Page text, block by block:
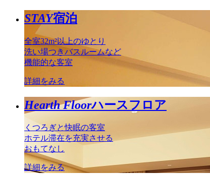
STAY宿泊
全室32m²以上のゆとり
洗い場つきバスルームなど
機能的な客室
詳細をみる
Hearth Floorハースフロア
くつろぎと快眠の客室
ホテル滞在を充実させる
おもてなし
詳細をみる